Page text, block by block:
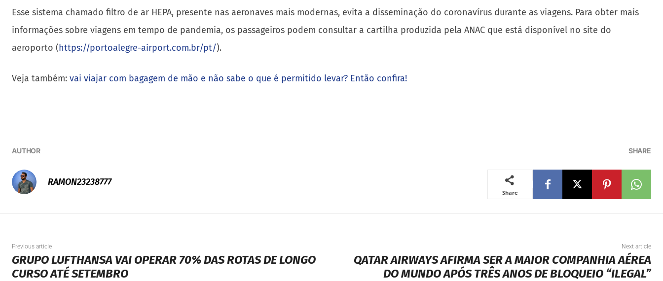
Esse sistema chamado filtro de ar HEPA, presente nas aeronaves mais modernas, evita a disseminação do coronavírus durante as viagens. Para obter mais
informações sobre viagens em tempo de pandemia, os passageiros podem consultar a cartilha produzida pela ANAC que está disponível no site do
aeroporto (https://portoalegre-airport.com.br/pt/).
Veja também: vai viajar com bagagem de mão e não sabe o que é permitido levar? Então confira!
AUTHOR
RAMON23238777
SHARE
Share
Previous article
GRUPO LUFTHANSA VAI OPERAR 70% DAS ROTAS DE LONGO
CURSO ATÉ SETEMBRO
Next article
QATAR AIRWAYS AFIRMA SER A MAIOR COMPANHIA AÉREA
DO MUNDO APÓS TRÊS ANOS DE BLOQUEIO “ILEGAL”